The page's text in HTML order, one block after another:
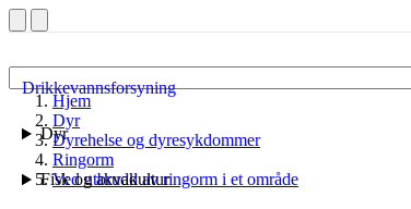
Drikkevannsforsyning
Dyr
Fisk og akvakultur
Hjem
Dyr
Dyrehelse og dyresykdommer
Ringorm
Ved utbrudd av ringorm i et område